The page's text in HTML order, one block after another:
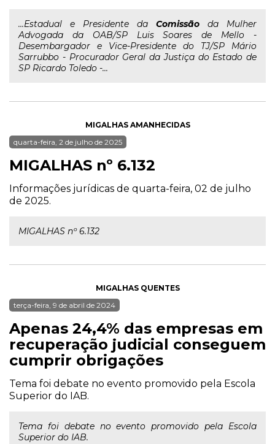
...Estadual e Presidente da Comissão da Mulher
Advogada da OAB/SP Luis Soares de Mello -
Desembargador e Vice-Presidente do TJ/SP Mário
Sarrubbo - Procurador Geral da Justiça do Estado de
SP Ricardo Toledo -...
MIGALHAS AMANHECIDAS
quarta-feira, 2 de julho de 2025
MIGALHAS nº 6.132
Informações jurídicas de quarta-feira, 02 de julho
de 2025.
MIGALHAS nº 6.132
MIGALHAS QUENTES
terça-feira, 9 de abril de 2024
Apenas 24,4% das empresas em
recuperação judicial conseguem
cumprir obrigações
Tema foi debate no evento promovido pela Escola
Superior do IAB.
Tema foi debate no evento promovido pela Escola
Superior do IAB.